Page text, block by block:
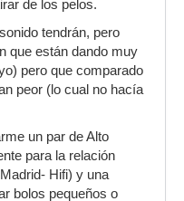
de los pelos.
tendrán, pero
que están dando muy
pero que comparado
peor (lo cual no hacía
un par de Alto
para la relación
Hifi) y una
bolos pequeños o